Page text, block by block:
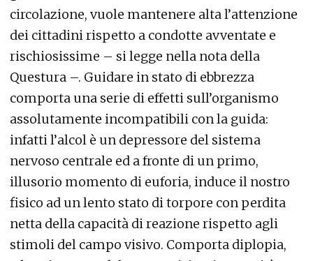
circolazione, vuole mantenere alta l’attenzione
dei cittadini rispetto a condotte avventate e
rischiosissime – si legge nella nota della
Questura –. Guidare in stato di ebbrezza
comporta una serie di effetti sull’organismo
assolutamente incompatibili con la guida:
infatti l’alcol è un depressore del sistema
nervoso centrale ed a fronte di un primo,
illusorio momento di euforia, induce il nostro
fisico ad un lento stato di torpore con perdita
netta della capacità di reazione rispetto agli
stimoli del campo visivo. Comporta diplopia,